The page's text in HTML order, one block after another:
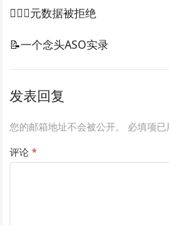
🙅🏻‍♀️元数据被拒绝
📝一个念头ASO实录
发表回复
您的邮箱地址不会被公开。 必填项
评论*